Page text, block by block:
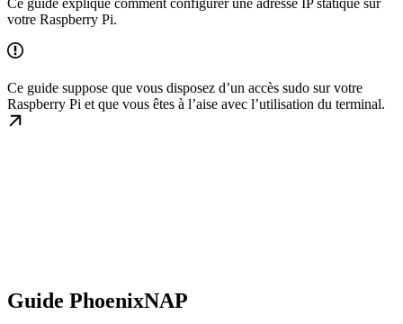
votre Raspberry Pi.
Ce guide suppose que vous disposez d’un accès sudo sur votre
Raspberry Pi et que vous êtes à l’aise avec l’utilisation du terminal.
Guide PhoenixNAP